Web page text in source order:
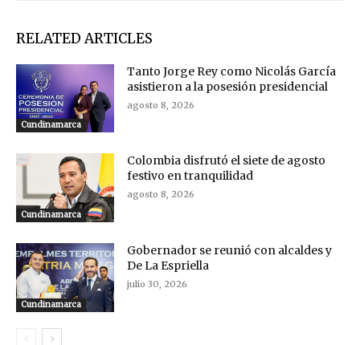
RELATED ARTICLES
Cundinamarca
Tanto Jorge Rey como Nicolás García
asistieron a la posesión presidencial
agosto 8, 2026
Cundinamarca
Colombia disfrutó el siete de agosto
festivo en tranquilidad
agosto 8, 2026
Cundinamarca
Gobernador se reunió con alcaldes y
De La Espriella
julio 30, 2026